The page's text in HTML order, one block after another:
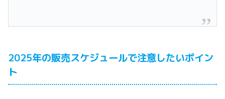
2025年の販売スケジュールで注意したいポイン
ト